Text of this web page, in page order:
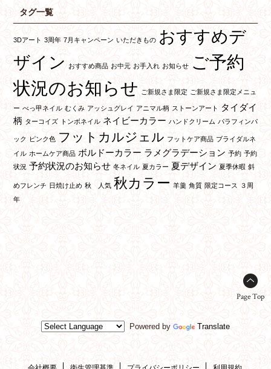
タグ一覧
3Dアート 3周年 7月キャンペーン いただきもの おすすめデ
ザイン
おすすめ商品 お中元 お手入れ お知らせ ご予約
状況のお知らせ
ご新規さま限定 ご新規さま限定メニュ
ー べっ甲ネイル むくみ アッシュグレイ アニマル柄 ストーンアート
タイダイ
柄 ターコイズ トンボネイル ネイビーカラー ハンドクリーム パラフィンパ
ック ピンク色 フットカルジェル フットケア商品 ブライダルネ
イル ホームケア商品 ボルドーカラー ラメグラデーション 予約 予約
状況 予約状況のお知らせ 冬ネイル 夏カラー 夏デザイン 夏季休暇 斜
めフレンチ 日焼け止め 秋 人気 秋カラー 羊羹 角質 限定コース
３周
年
Page Top
Powered by Translate
会社概要 衛生管理基準 プライバシーポリシー 利用規約